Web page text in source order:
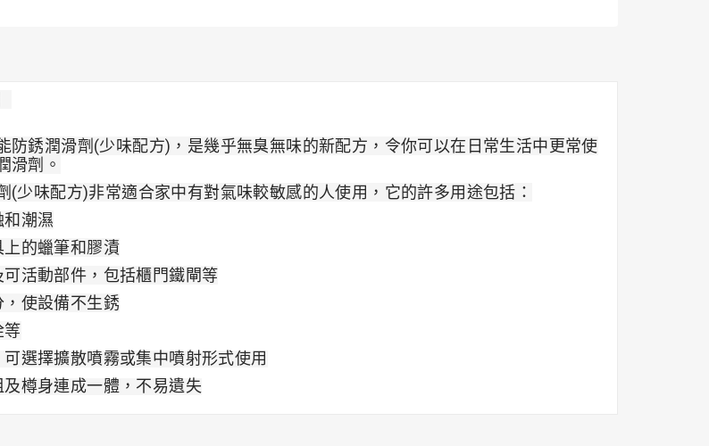
防銹潤滑劑(少味配方)，是幾乎無臭無味的新配方，令你可以在日常生活中更常使
滑劑 。
(少味配方)非常適合家中有對氣味較敏感的人使用，它的許多用途包括：
潮濕
的蠟筆和膠漬
活動部件，包括櫃門鐵閘等
使設備不生銹
等
選擇擴散噴霧或集中噴射形式使用
樽身連成一體，不易遺失